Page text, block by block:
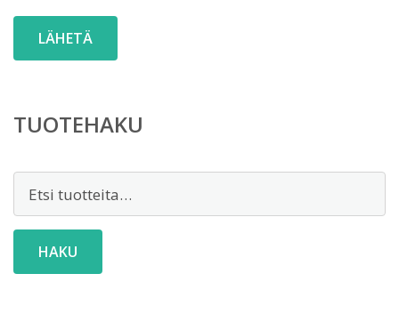
TUOTEHAKU
HAKU